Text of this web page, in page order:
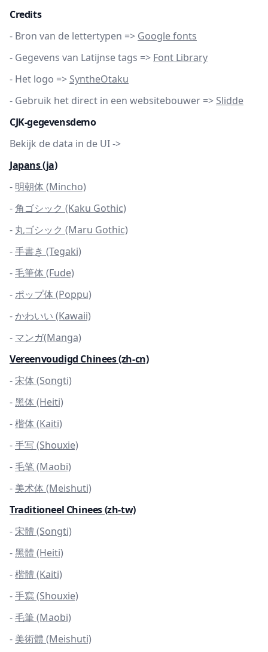
Credits
- Bron van de lettertypen => Google fonts
- Gegevens van Latijnse tags => Font Library
- Het logo => SyntheOtaku
- Gebruik het direct in een websitebouwer => Slidde
CJK-gegevensdemo
Bekijk de data in de UI ->
Japans (ja)
- 明朝体 (Mincho)
-角ゴシック (Kaku Gothic)
- 丸ゴシック (Maru Gothic)
-手書き (Tegaki)
-毛筆体 (Fude)
-ポップ体 (Poppu)
-かわいい (Kawaii)
- マンガ(Manga)
Vereenvoudigd Chinees (zh-cn)
-宋体 (Songti)
-黑体 (Heiti)
-楷体 (Kaiti)
-手写 (Shouxie)
-毛笔 (Maobi)
- 美术体 (Meishuti)
Traditioneel Chinees (zh-tw)
-宋體 (Songti)
-黑體 (Heiti)
-楷體 (Kaiti)
-手寫 (Shouxie)
-毛筆 (Maobi)
- 美術體 (Meishuti)